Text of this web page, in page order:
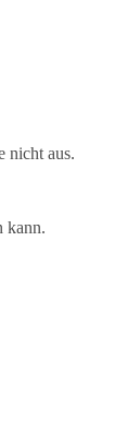
nicht aus.
kann.